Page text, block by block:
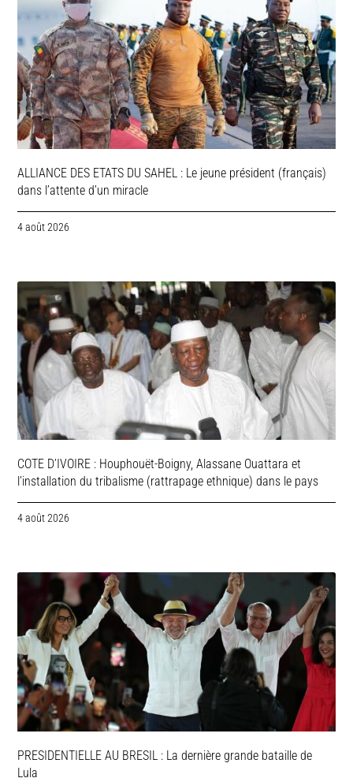
ALLIANCE DES ETATS DU SAHEL : Le jeune président (français)
dans l’attente d’un miracle
4 août 2026
COTE D’IVOIRE : Houphouët-Boigny, Alassane Ouattara et
l’installation du tribalisme (rattrapage ethnique) dans le pays
4 août 2026
PRESIDENTIELLE AU BRESIL : La dernière grande bataille de
Lula